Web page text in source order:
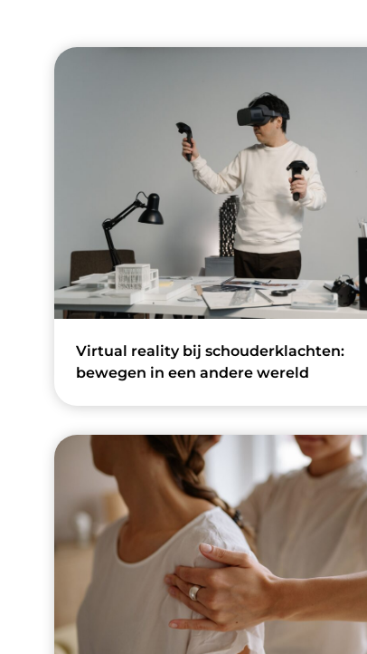
Virtual reality bij schouderklachten:
bewegen in een andere wereld